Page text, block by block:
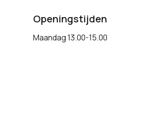
Openingstijden
Maandag 13.00-15.00